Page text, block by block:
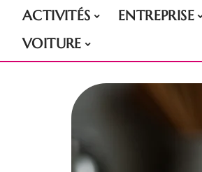
ACTIVITÉS ENTREPRISE
VOITURE